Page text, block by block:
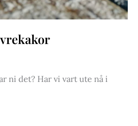
ni det? Har vi vart ute nå i